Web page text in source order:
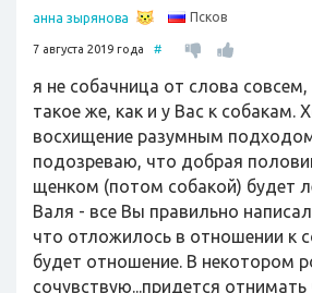
анна зырянова Псков
7 августа 2019 года #
я не собачница от слова
такое же, как и у Вас к собакам.
восхищение разумным
подозреваю, что добрая
щенком (потом собакой) будет
Валя - все Вы правильно
что отложилось в отношении к
будет отношение. В некотором
сочувствую...придется